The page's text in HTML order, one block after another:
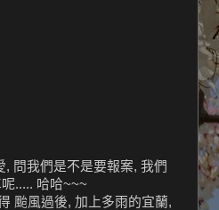
問我們是不是要報案, 我們
..... 哈哈~~~
颱風過後, 加上多雨的宜蘭,